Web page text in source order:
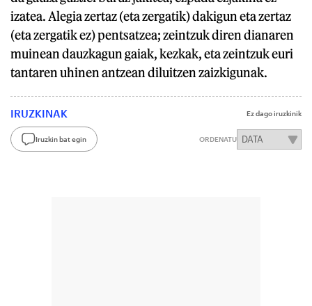
izatea. Alegia zertaz (eta zergatik) dakigun eta zertaz
(eta zergatik ez) pentsatzea; zeintzuk diren dianaren
muinean dauzkagun gaiak, kezkak, eta zeintzuk euri
tantaren uhinen antzean diluitzen zaizkigunak.
IRUZKINAK Ez dago iruzkinik
Iruzkin bat egin ORDENATU